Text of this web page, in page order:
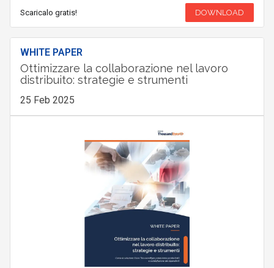
Scaricalo gratis! DOWNLOAD
WHITE PAPER
Ottimizzare la collaborazione nel lavoro
distribuito: strategie e strumenti
25 Feb 2025